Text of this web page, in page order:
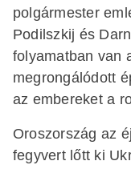
polgármester
Podilszkij és
folyamatban van
megrongálódott
az embereket a
Oroszország az
fegyvert lőtt ki